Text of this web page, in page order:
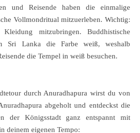
und Reisende haben die einmalige
Vollmondritual mitzuerleben. Wichtig:
mitzubringen. Buddhistische
Sri Lanka die Farbe weiß, weshalb
die Tempel in weiß besuchen.
durch Anuradhapura wirst du von
abgeholt und entdeckst die
der Königsstadt ganz entspannt mit
deinem eigenen Tempo: